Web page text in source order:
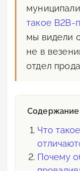
такое B2B-
мы видели
не в
отдел
Содержание
Что
Почему